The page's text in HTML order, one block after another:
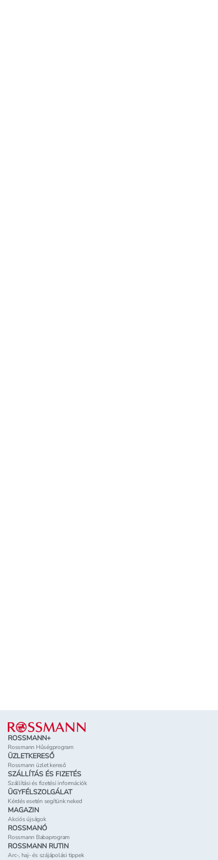
Lábléc
ROSSMANN+
Rossmann Hűségprogram
ÜZLETKERESŐ
Rossmann üzlet kereső
SZÁLLÍTÁS ÉS FIZETÉS
Szállítási és fizetési információk
ÜGYFÉLSZOLGÁLAT
Kérdés esetén segítünk neked
MAGAZIN
Akciós újságok
ROSSMANÓ
Rossmann Babaprogram
ROSSMANN RUTIN
Arc-, haj- és szájápolási tippek